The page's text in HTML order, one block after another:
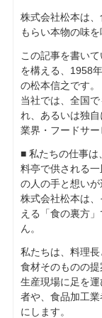
株式会社松本は
もらい本物の味
この記事を書い
を構える、1958
の松本信之です。
当社では、全国
れ、あるいは独
業界・フードサー
■ 私たちの仕事は
料亭で供される
の人の手と想いが
株式会社松本は
える「食の裏方
ん。
私たちは、料理長
食材そのものの
生産現場に足を
者や、食品加工
にします。